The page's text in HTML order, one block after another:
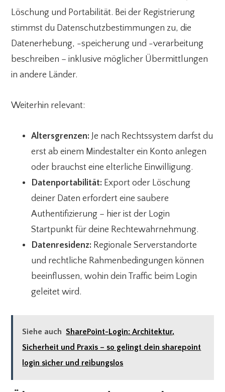
Löschung und Portabilität. Bei der Registrierung
stimmst du Datenschutzbestimmungen zu, die
Datenerhebung, -speicherung und -verarbeitung
beschreiben – inklusive möglicher Übermittlungen
in andere Länder.
Weiterhin relevant:
Altersgrenzen: Je nach Rechtssystem darfst du
erst ab einem Mindestalter ein Konto anlegen
oder brauchst eine elterliche Einwilligung.
Datenportabilität: Export oder Löschung
deiner Daten erfordert eine saubere
Authentifizierung – hier ist der Login
Startpunkt für deine Rechtewahrnehmung.
Datenresidenz: Regionale Serverstandorte
und rechtliche Rahmenbedingungen können
beeinflussen, wohin dein Traffic beim Login
geleitet wird.
Siehe auch SharePoint-Login: Architektur,
Sicherheit und Praxis – so gelingt dein sharepoint
login sicher und reibungslos